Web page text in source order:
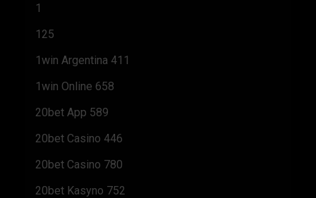
1
125
1win Argentina 411
1win Online 658
20bet App 589
20bet Casino 446
20bet Casino 780
20bet Kasyno 752